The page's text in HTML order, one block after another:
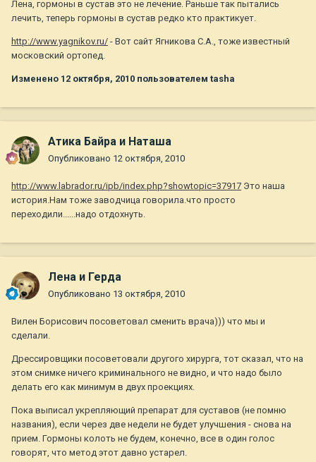
Лена, гормоны в сустав это не лечение. Раньше так пытались
лечить, теперь гормоны в сустав редко кто практикует.
http://www.yagnikov.ru/ - Вот сайт Ягникова С.А., тоже известный
московский ортопед.
Изменено 12 октября, 2010 пользователем tasha
Атика Байра и Наташа
Опубликовано 12 октября, 2010
http://www.labrador.ru/ipb/index.php?showtopic=37917 Это наша
история.Нам тоже заводчица говорила.что просто
переходили......надо отдохнуть.
Лена и Герда
Опубликовано 13 октября, 2010
Вилен Борисович посоветовал сменить врача))) что мы и
сделали.
Дрессировщики посоветовали другого хирурга, тот сказал, что на
этом снимке ничего криминального не видно, и что надо было
делать его как минимум в двух проекциях.
Пока выписал укрепляющий препарат для суставов (не помню
названия), если через две недели не будет улучшения - снова на
прием. Гормоны колоть не будем, конечно, все в один голос
говорят, что метод этот давно устарел.